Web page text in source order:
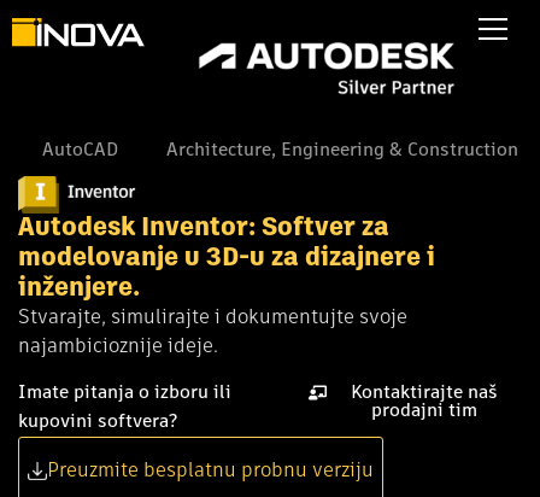
AutoCAD Architecture, Engineering & Construction
Autodesk Inventor: Softver za
modelovanje u 3D-u za dizajnere i
inženjere.
Stvarajte, simulirajte i dokumentujte svoje
najambicioznije ideje.
Imate pitanja o izboru ili
kupovini softvera?
Kontaktirajte naš
prodajni tim
Preuzmite besplatnu probnu verziju